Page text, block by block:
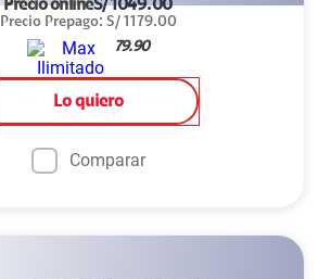
Precio onlineS/1049.00
Precio Prepago: S/ 1179.00
79.90
Lo quiero
Comparar